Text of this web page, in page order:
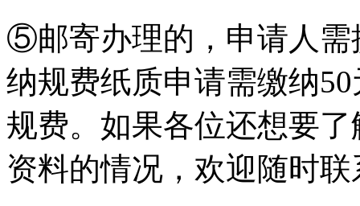
⑤邮寄办理的，申请人需
纳规费纸质申请需缴纳
规费。如果各位还想要
资料的情况，欢迎随时